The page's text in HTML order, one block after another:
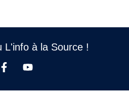
L'info à la Source !